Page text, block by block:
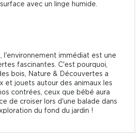
avec un linge humide.
l'environnement immédiat est une
fascinantes. C'est pourquoi,
bois, Nature & Découvertes a
et jouets autour des animaux les
contrées, ceux que bébé aura
de croiser lors d'une balade dans
du fond du jardin !